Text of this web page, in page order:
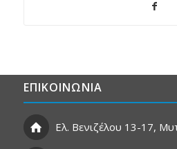
ΕΠΙΚΟΙΝΩΝΙΑ
Ελ. Βενιζέλου 13-17,